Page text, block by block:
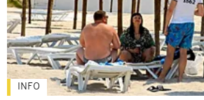
INFO